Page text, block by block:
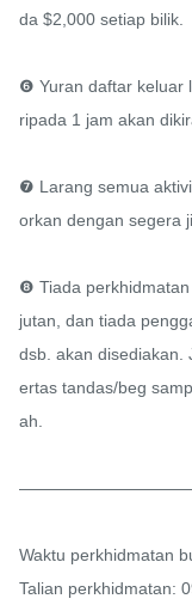
da $2,000 setiap bilik.
❻ Yuran daftar keluar
ripada 1 jam akan
❼ Larang semua
orkan dengan segera
❽ Tiada
jutan, dan tiada
dsb. akan disediakan.
ertas tandas/beg
ah.
Waktu perkhidmatan
Talian perkhidmatan: